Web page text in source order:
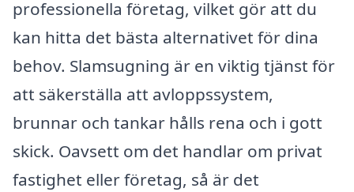
professionella företag, vilket gör att du
kan hitta det bästa alternativet för dina
behov. Slamsugning är en viktig tjänst för
att säkerställa att avloppssystem,
brunnar och tankar hålls rena och i gott
skick. Oavsett om det handlar om privat
fastighet eller företag, så är det